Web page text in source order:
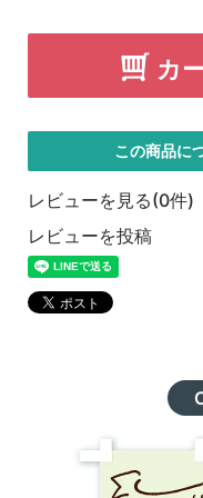
カ
この商品に
レビューを見る(0件)
レビューを投稿